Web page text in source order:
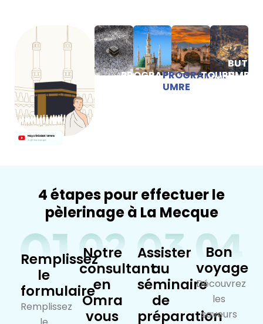
PROGRAMMEPROGRAMME
UMRE
TOURS
BUTIC
UMRE
4 étapes pour effectuer le
pèlerinage à La Mecque
Remplissez
le
formulaire
Remplissez
Notre
consultant
en
Omra
vous
Assister
au
séminaire
de
préparation
Bon
voyage
Découvrez
les
saveurs